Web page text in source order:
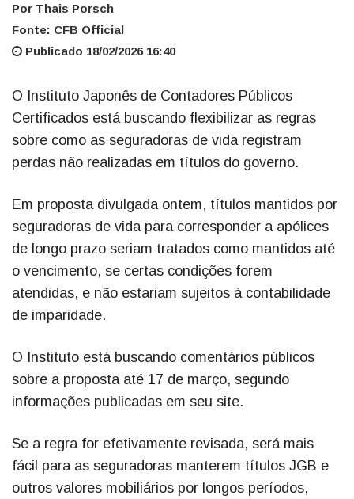
Por Thais Porsch
Fonte: CFB Official
Publicado 18/02/2026 16:40
O Instituto Japonês de Contadores Públicos
Certificados está buscando flexibilizar as regras
sobre como as seguradoras de vida registram
perdas não realizadas em títulos do governo.
Em proposta divulgada ontem, títulos mantidos por
seguradoras de vida para corresponder a apólices
de longo prazo seriam tratados como mantidos até
o vencimento, se certas condições forem
atendidas, e não estariam sujeitos à contabilidade
de imparidade.
O Instituto está buscando comentários públicos
sobre a proposta até 17 de março, segundo
informações publicadas em seu site.
Se a regra for efetivamente revisada, será mais
fácil para as seguradoras manterem títulos JGB e
outros valores mobiliários por longos períodos,